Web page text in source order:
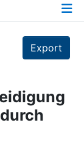
Export